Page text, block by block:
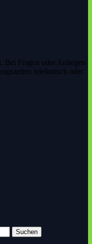
Bei Fragen oder Anliegen
telefonisch oder